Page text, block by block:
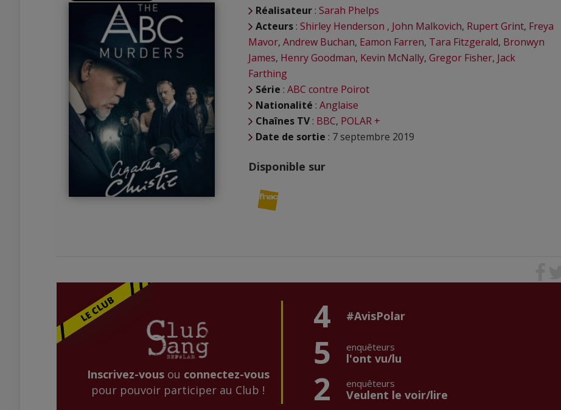
Réalisateur : Sarah Phelps
Acteurs : Shirley Henderson , John Malkovich, Rupert Grint, Freya
Mavor, Andrew Buchan, Eamon Farren, Tara Fitzgerald, Bronwyn
James, Henry Goodman, Kevin McNally, Gregor Fisher, Jack
Farthing
Série : ABC contre Poirot
Nationalité : Anglaise
Chaînes TV: BBC, POLAR +
Date de sortie : 7 septembre 2019
Disponible sur
Inscrivez-vousou connectez-vous
pour pouvoir participer au Club !
4 #AvisPolar
5 enquêteurs
l'ont vu/lu
2 enquêteurs
Veulent le voir/lire